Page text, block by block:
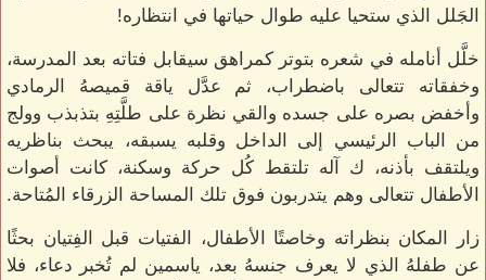
الجَلل الذي ستحيا عليه طوال حياتها في انتظاره!
خلَّل أنامله في شعره بتوتر كمراهق سيقابل فتاته بعد المدرسة،
وخفقاته تتعالى باضطراب، ثم عدَّل ياقة قميصهُ الرمادي
وأخفض بصره على جسده والقي نظرة على طلَّتِهِ بتذبذب وولج
من الباب الرئيسي إلى الداخل وقلبه يسبقه، يبحث بناظريه
ويلتقف بأذنه، ك آله تلتقط كُل حركة وسكنة، كانت أصوات
الأطفال تتعالى وهم يتدربون فوق تلك المساحة الزرقاء المُتاحة.
زار المكان بنظراته وخاصتًا الأطفال، الفتيات قبل الفِتيان بحثًا
عن طفلهُ الذي لا يعرف جنسهُ بعد، ياسمين لم تُخبر دعاء، فلا